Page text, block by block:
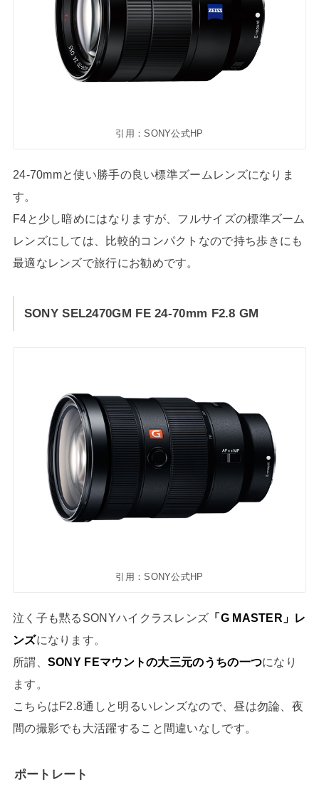
引用：SONY公式HP
24-70mmと使い勝手の良い標準ズームレンズになりま
す。
F4と少し暗めにはなりますが、フルサイズの標準ズーム
レンズにしては、比較的コンパクトなので持ち歩きにも
最適なレンズで旅行にお勧めです。
SONY SEL2470GM FE 24-70mm F2.8 GM
引用：SONY公式HP
泣く子も黙るSONYハイクラスレンズ 「G MASTER」レ
ンズになります。
所謂、 SONY FEマウントの大三元のうちの一つになり
ます。
こちらはF2.8通しと明るいレンズなので、昼は勿論、夜
間の撮影でも大活躍すること間違いなしです。
ポートレート